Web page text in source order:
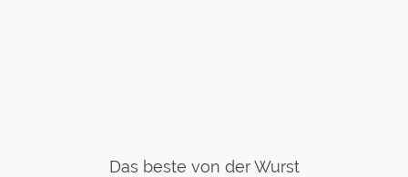
Das beste von der Wurst